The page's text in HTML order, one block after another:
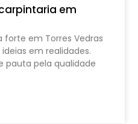
em
em Torres Vedras
em realidades.
pauta pela qualidade